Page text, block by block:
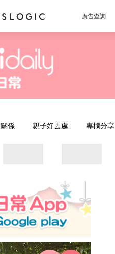
廣告查詢
係 親子好去處 專欄分享